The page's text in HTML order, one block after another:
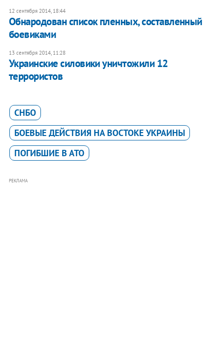
12 сентября 2014, 18:44
Обнародован список пленных, составленный
боевиками
13 сентября 2014, 11:28
Украинские силовики уничтожили 12
террористов
СНБО
БОЕВЫЕ ДЕЙСТВИЯ НА ВОСТОКЕ УКРАИНЫ
ПОГИБШИЕ В АТО
РЕКЛАМА